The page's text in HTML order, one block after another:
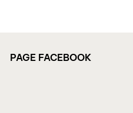
PAGE FACEBOOK